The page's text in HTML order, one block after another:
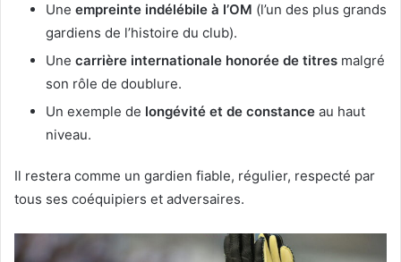
Une empreinte indélébile à l’OM (l’un des plus grands
gardiens de l’histoire du club).
Une carrière internationale honorée de titres malgré
son rôle de doublure.
Un exemple de longévité et de constance au haut
niveau.
Il restera comme un gardien fiable, régulier, respecté par
tous ses coéquipiers et adversaires.